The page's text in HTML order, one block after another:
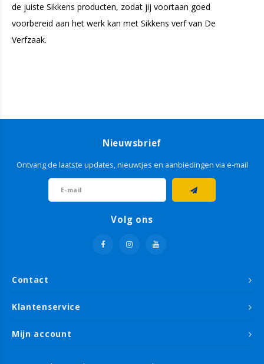
de juiste Sikkens producten, zodat jij voortaan goed
voorbereid aan het werk kan met Sikkens verf van De
Verfzaak.
Contact
Nieuwsbrief
Ontvang de laatste updates, nieuwtjes en aanbiedingen via e-mail
Volg ons
Klantenservice
Mijn account